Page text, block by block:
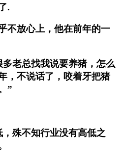
.
不放心上，他在前年的一
老总找我说要养猪，怎么
，不说话了，咬着牙把猪
”
殊不知行业没有高低之